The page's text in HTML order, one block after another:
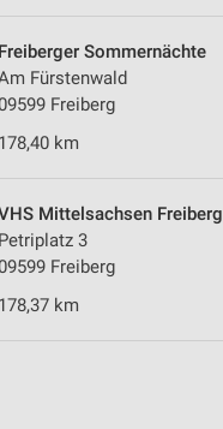
Freiberger Sommernächte
Fürstenwald
Freiberg
178,40 km
Mittelsachsen Freiberg
Petriplatz 3
Freiberg
178,37 km